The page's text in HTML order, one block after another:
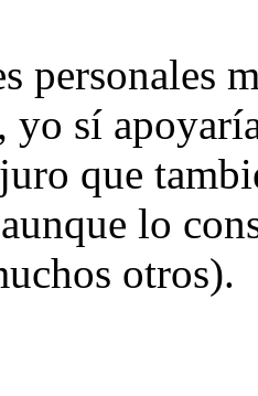
personales
yo sí
que
lo
otros).